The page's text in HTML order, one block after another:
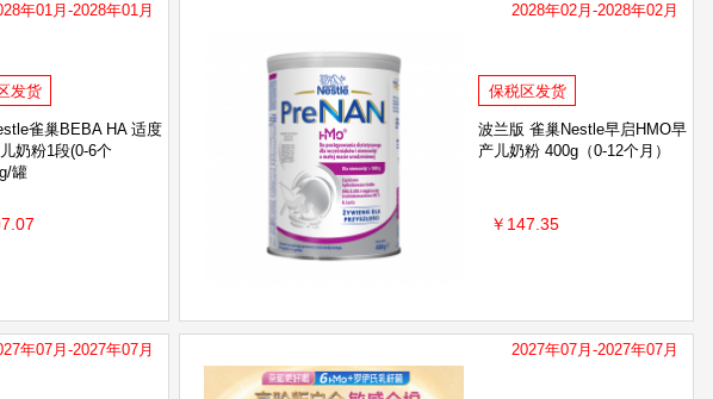
年01月-2028年01月
发货
雀巢BEBA HA 适度
奶粉1段(0-6个
罐
2028年02月-2028年02月
保税区发货
波兰版 雀巢Nestle早启HMO早
产儿奶粉 400g（0-12个月）
￥147.35
年07月-2027年07月 2027年07月-2027年07月